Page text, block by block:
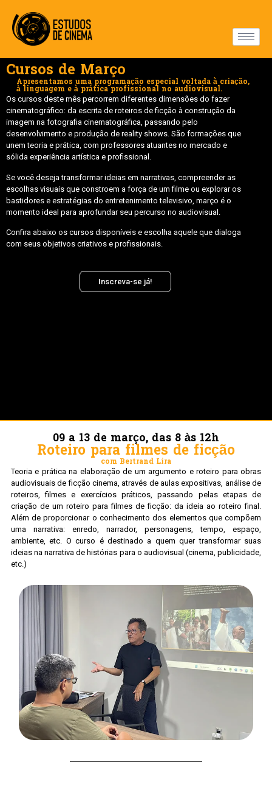
Cursos de Março
Apresentamos uma programação especial voltada à criação,
à linguagem e à prática profissional no audiovisual.
Os cursos deste mês percorrem diferentes dimensões do fazer
cinematográfico: da escrita de roteiros de ficção à construção da
imagem na fotografia cinematográfica, passando pelo
desenvolvimento e produção de reality shows. São formações que
unem teoria e prática, com professores atuantes no mercado e
sólida experiência artística e profissional.
Se você deseja transformar ideias em narrativas, compreender as
escolhas visuais que constroem a força de um filme ou explorar os
bastidores e estratégias do entretenimento televisivo, março é o
momento ideal para aprofundar seu percurso no audiovisual.
Confira abaixo os cursos disponíveis e escolha aquele que dialoga
com seus objetivos criativos e profissionais.
Inscreva-se já!
09 a 13 de março, das 8 às 12h
Roteiro para filmes de ficção
com Bertrand Lira
Teoria e prática na elaboração de um argumento e roteiro para obras
audiovisuais de ficção cinema, através de aulas expositivas, análise de
roteiros, filmes e exercícios práticos, passando pelas etapas de
criação de um roteiro para filmes de ficção: da ideia ao roteiro final.
Além de proporcionar o conhecimento dos elementos que compõem
uma narrativa: enredo, narrador, personagens, tempo, espaço,
ambiente, etc. O curso é destinado a quem quer transformar suas
ideias na narrativa de histórias para o audiovisual (cinema, publicidade,
etc.)